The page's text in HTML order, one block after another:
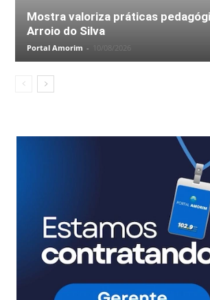
Mostra valoriza práticas
Arroio do Silva
Portal Amorim - 10/08/2026